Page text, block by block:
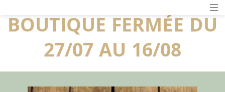
BOUTIQUE FERMÉE DU
27/07 AU 16/08